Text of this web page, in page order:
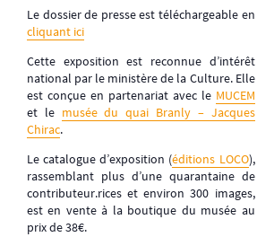
Le dossier de presse est téléchargeable en
cliquant ici
Cette exposition est reconnue d’intérêt
national par le ministère de la Culture. Elle
est conçue en partenariat avec le MUCEM
et le musée du quai Branly – Jacques
Chirac.
Le catalogue d’exposition (éditions LOCO),
rassemblant plus d’une quarantaine de
contributeur.rices et environ 300 images,
est en vente à la boutique du musée au
prix de 38€.